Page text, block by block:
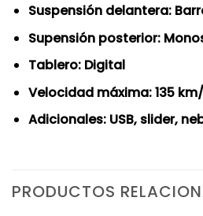
Suspensión delantera:
Supensión posterior:
Tablero: Digital
Velocidad máxima: 135
Adicionales: USB, slider,
PRODUCTOS